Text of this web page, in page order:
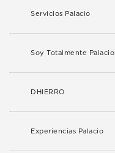
Servicios Palacio
Soy Totalmente Palacio
DHIERRO
Experiencias Palacio